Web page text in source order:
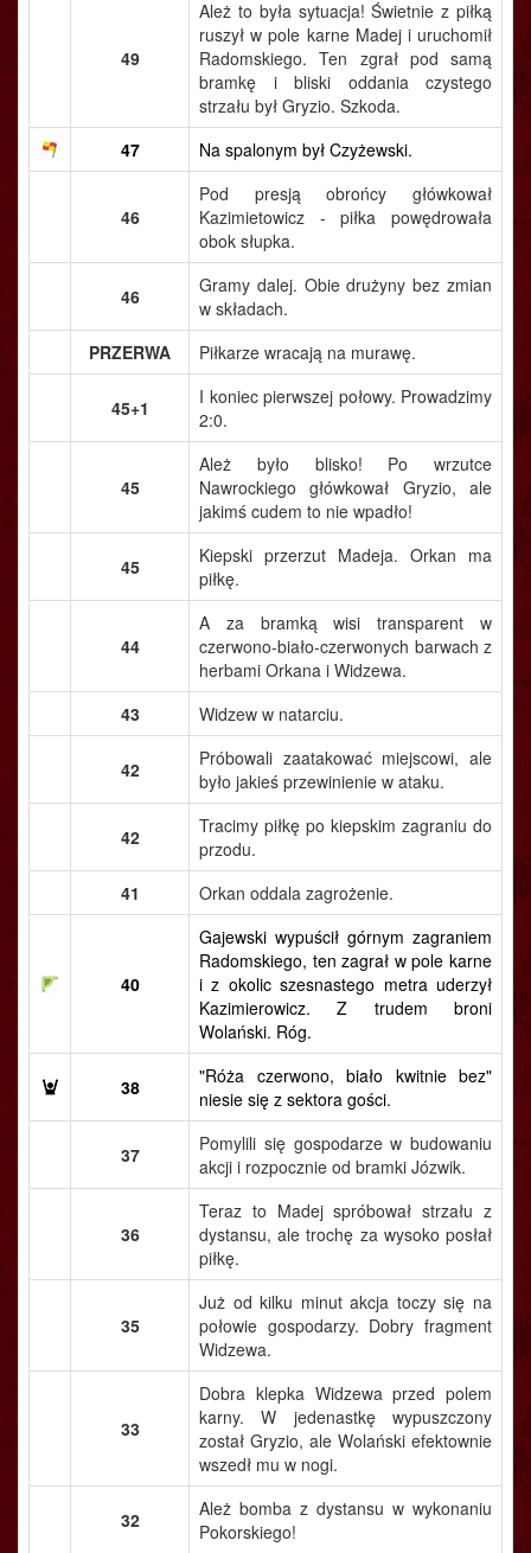
49
Ależ to była sytuacja! Świetnie z piłką
ruszył w pole karne Madej i uruchomił
Radomskiego. Ten zgrał pod samą
bramkę i bliski oddania czystego
strzału był Gryzio. Szkoda.
47
Na spalonym był Czyżewski.
46
Pod presją obrońcy główkował
Kazimietowicz - piłka powędrowała
obok słupka.
46
Gramy dalej. Obie drużyny bez zmian
w składach.
PRZERWA
Piłkarze wracają na murawę.
45+1
I koniec pierwszej połowy. Prowadzimy
2:0.
45
Ależ było blisko! Po wrzutce
Nawrockiego główkował Gryzio, ale
jakimś cudem to nie wpadło!
45
Kiepski przerzut Madeja. Orkan ma
piłkę.
44
A za bramką wisi transparent w
czerwono-biało-czerwonych barwach z
herbami Orkana i Widzewa.
43
Widzew w natarciu.
42
Próbowali zaatakować miejscowi, ale
było jakieś przewinienie w ataku.
42
Tracimy piłkę po kiepskim zagraniu do
przodu.
41
Orkan oddala zagrożenie.
40
Gajewski wypuścił górnym zagraniem
Radomskiego, ten zagrał w pole karne
i z okolic szesnastego metra uderzył
Kazimierowicz. Z trudem broni
Wolański. Róg.
38
"Róża czerwono, biało kwitnie bez"
niesie się z sektora gości.
37
Pomylili się gospodarze w budowaniu
akcji i rozpocznie od bramki Józwik.
36
Teraz to Madej spróbował strzału z
dystansu, ale trochę za wysoko posłał
piłkę.
35
Już od kilku minut akcja toczy się na
połowie gospodarzy. Dobry fragment
Widzewa.
33
Dobra klepka Widzewa przed polem
karny. W jedenastkę wypuszczony
został Gryzio, ale Wolański efektownie
wszedł mu w nogi.
32
Ależ bomba z dystansu w wykonaniu
Pokorskiego!